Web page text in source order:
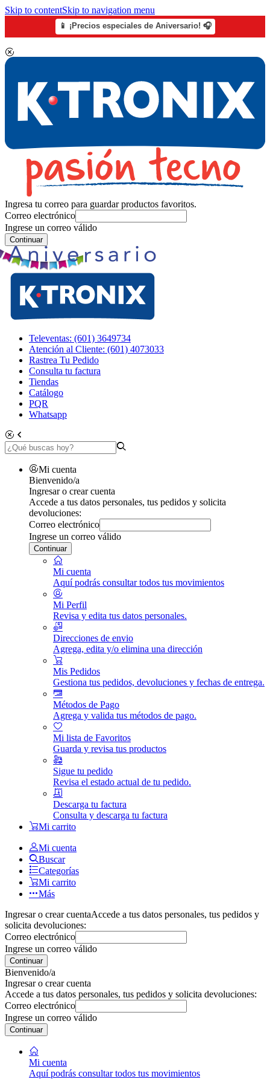
Skip to contentSkip to navigation menu
📱 ¡Precios especiales de Aniversario! 🎧
Ingresa tu correo para guardar productos favoritos.
Correo electrónico
Ingrese un correo válido
Continuar
Televentas: (601) 3649734
Atención al Cliente: (601) 4073033
Rastrea Tu Pedido
Consulta tu factura
Tiendas
Catálogo
PQR
Whatsapp
Mi cuenta
Bienvenido/a
Ingresar o crear cuenta
Accede a tus datos personales, tus pedidos y solicita
devoluciones:
Correo electrónico
Ingrese un correo válido
Continuar
Mi cuenta
Aquí podrás consultar todos tus movimientos
Mi Perfil
Revisa y edita tus datos personales.
Direcciones de envio
Agrega, edita y/o elimina una dirección
Mis Pedidos
Gestiona tus pedidos, devoluciones y fechas de entrega.
Métodos de Pago
Agrega y valida tus métodos de pago.
Mi lista de Favoritos
Guarda y revisa tus productos
Sigue tu pedido
Revisa el estado actual de tu pedido.
Descarga tu factura
Consulta y descarga tu factura
Mi carrito
Mi cuenta
Buscar
Categorías
Mi carrito
Más
Ingresar o crear cuentaAccede a tus datos personales, tus pedidos y
solicita devoluciones:
Correo electrónico
Ingrese un correo válido
Continuar
Bienvenido/a
Ingresar o crear cuenta
Accede a tus datos personales, tus pedidos y solicita devoluciones:
Correo electrónico
Ingrese un correo válido
Continuar
Mi cuenta
Aquí podrás consultar todos tus movimientos